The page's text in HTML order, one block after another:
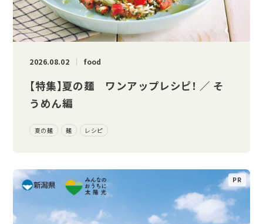
2026.08.02 food
【特集】夏の麺 ワンアップレシピ！ ／ そ
うめん編
夏の麺 麺 レシピ